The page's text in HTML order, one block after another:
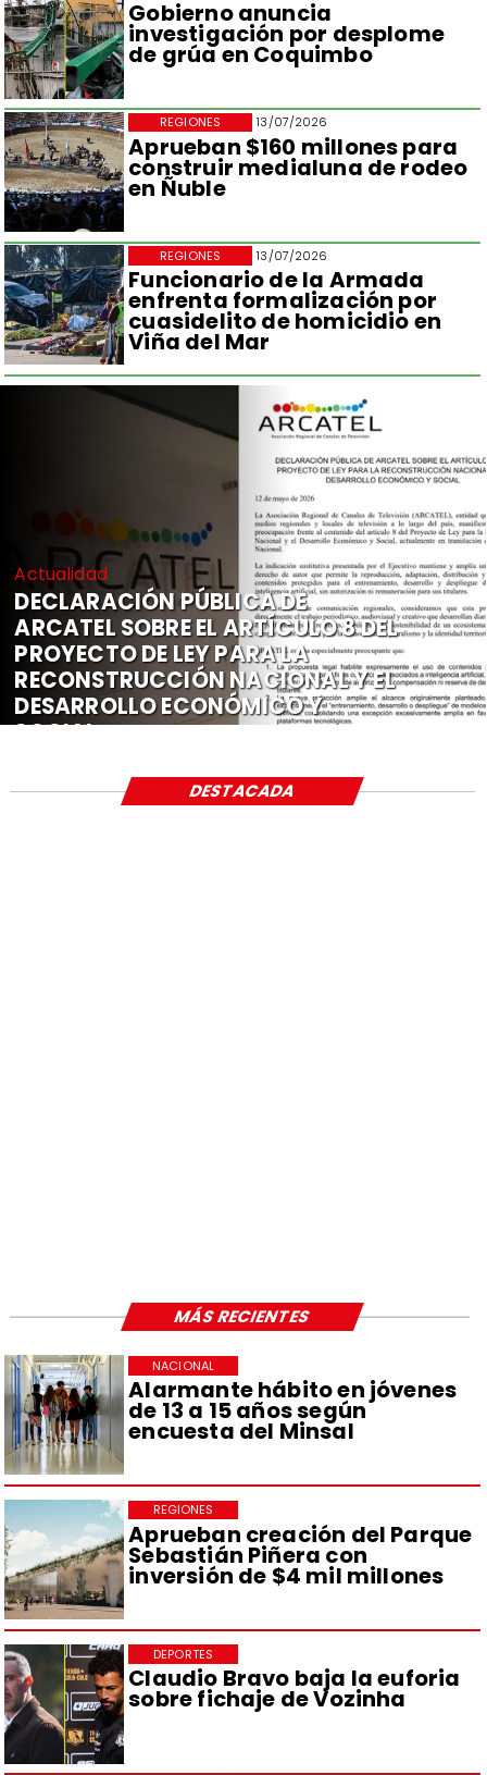
Gobierno anuncia
investigación por desplome
de grúa en Coquimbo
13/07/2026
Aprueban $160 millones para
construir medialuna de rodeo
en Ñuble
REGIONES
13/07/2026
Funcionario de la Armada
enfrenta formalización por
cuasidelito de homicidio en
Viña del Mar
REGIONES
Actualidad
DECLARACIÓN PÚBLICA DE
ARCATEL SOBRE EL ARTÍCULO 8 DEL
PROYECTO DE LEY PARA LA
RECONSTRUCCIÓN NACIONAL Y EL
DESARROLLO ECONÓMICO Y
SOCIAL
Alarmante hábito en jóvenes
de 13 a 15 años según
encuesta del Minsal
NACIONAL
Aprueban creación del Parque
Sebastián Piñera con
inversión de $4 mil millones
REGIONES
Claudio Bravo baja la euforia
sobre fichaje de Vozinha
DEPORTES
DESTACADA
MÁS RECIENTES